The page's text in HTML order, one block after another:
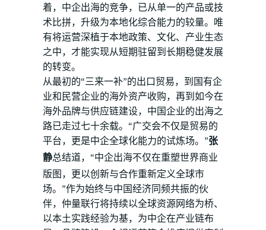
着，中企出海的竞争，已从单一的产品或技
术比拼，升级为本地化综合能力的较量。唯
有将运营深植于本地政策、文化、产业生态
之中，才能实现从短期驻留到长期稳健发展
的转变。
从最初的“三来一补”的出口贸易，到国有企
业和民营企业的海外资产收购，再到如今在
海外品牌与供应链建设，中国企业的出海之
路已走过七十余载。“广交会不仅是贸易的
平台，更是中企全球化能力的试炼场。”张
静总结道，“中企出海不仅在重塑世界商业
版图，更以创新与合作重新定义全球市
场。”作为始终与中国经济同频共振的伙
伴，仲量联行将持续以全球资源网络为桥、
以本土实践经验为基，为中企在产业链布